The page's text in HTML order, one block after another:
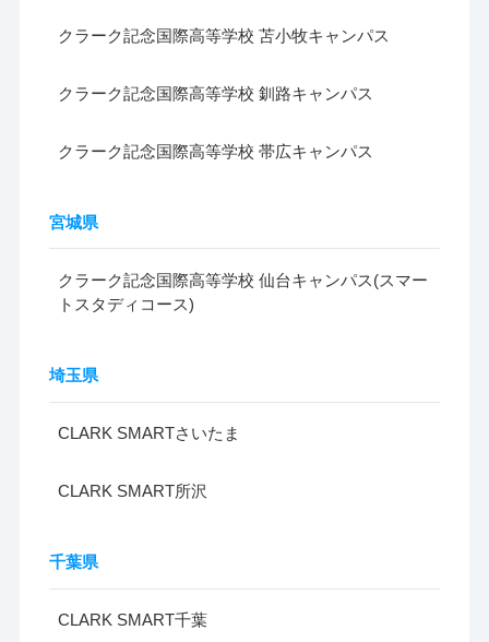
クラーク記念国際高等学校 苫小牧キャンパス
クラーク記念国際高等学校 釧路キャンパス
クラーク記念国際高等学校 帯広キャンパス
宮城県
クラーク記念国際高等学校 仙台キャンパス(スマー
トスタディコース)
埼玉県
CLARK SMARTさいたま
CLARK SMART所沢
千葉県
CLARK SMART千葉